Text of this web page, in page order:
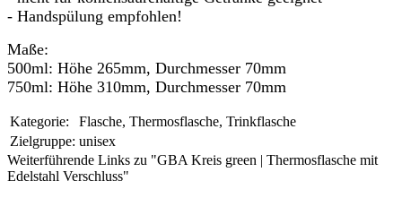
- Handspülung empfohlen!
Maße:
500ml: Höhe 265mm, Durchmesser 70mm
750ml: Höhe 310mm, Durchmesser 70mm
Kategorie:
Flasche, Thermosflasche, Trinkflasche
Zielgruppe: unisex
Weiterführende Links zu "GBA Kreis green | Thermosflasche mit
Edelstahl Verschluss"